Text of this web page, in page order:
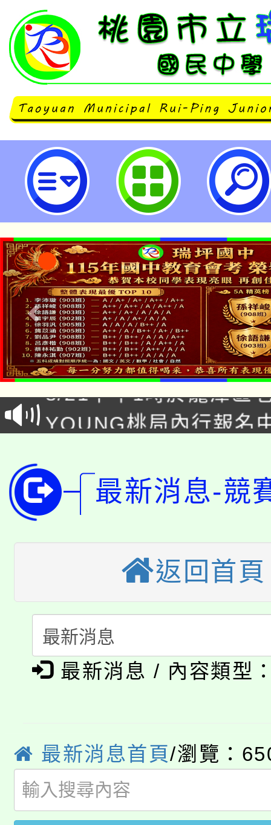
「產地到餐桌小旅行集章大挑戰」
動-桃園市立瑞坪國民中學
「本色祭」8/29、30在
場熱烈登場!
8/21下午1時於龍潭區
徵才活動。
YOUNG桃局內行報名
開!
115年桃園市運動會8/
田徑場及游泳池舉行。
桃園市低收入戶享有免
視費優惠，中低收入戶
半價優惠，詳情可洽有
者。
份教師增能研習
大溪自造教育及科技
份教師研習
會
115年食農教育專業人
程
「本色祭」8/29、30在
8/21下午1時於龍潭區
局官網。
8月14至27日，桃園電
開!
115年桃園市運動會8/
田徑場及游泳池舉行。
桃園市低收入戶享有免
最新消息-競
返回首頁
最新消息 / 內容類型
最新消息首頁/瀏覽：